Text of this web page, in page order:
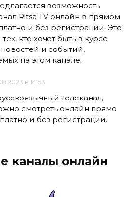
возможность
Ritsa TV онлайн в прямом
и без регистрации. Это
кто хочет быть в курсе
и событий,
на этом канале.
в 14:53
телеканал,
смотреть онлайн прямо
и без регистрации.
каналы онлайн